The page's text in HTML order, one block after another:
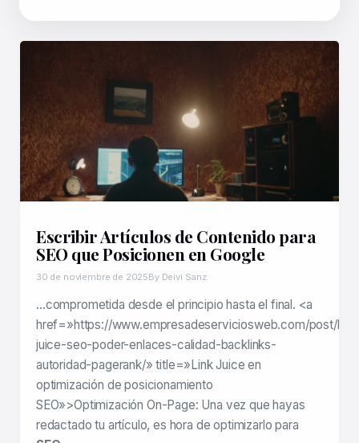
Escribir Artículos de Contenido para
SEO que Posicionen en Google
30 de noviembre de 2025By Deivi Sanz
…comprometida desde el principio hasta el final. <a
href=»https://www.empresadeserviciosweb.com/post/link-
juice-seo-poder-enlaces-calidad-backlinks-
autoridad-pagerank/» title=»Link Juice en
optimización de posicionamiento
SEO»>Optimización On-Page: Una vez que hayas
redactado tu artículo, es hora de optimizarlo para